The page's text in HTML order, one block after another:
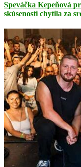
Speváčka Kepeňová
skúsenosti chytila za